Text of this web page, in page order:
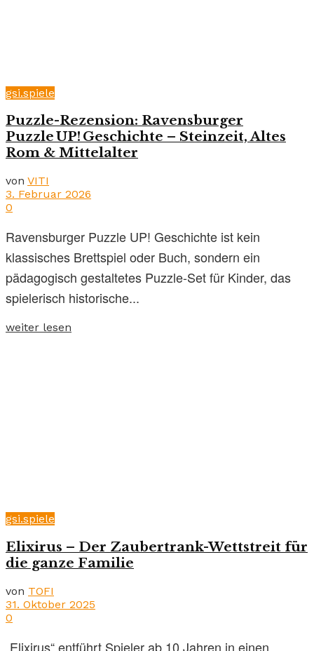
gsi.spiele
Puzzle-Rezension: Ravensburger
Puzzle UP! Geschichte – Steinzeit, Altes
Rom & Mittelalter
von VITI
3. Februar 2026
0
Ravensburger Puzzle UP! Geschichte ist kein
klassisches Brettspiel oder Buch, sondern ein
pädagogisch gestaltetes Puzzle-Set für Kinder, das
spielerisch historische...
weiter lesen
gsi.spiele
Elixirus – Der Zaubertrank-Wettstreit für
die ganze Familie
von TOFI
31. Oktober 2025
0
„Elixirus“ entführt Spieler ab 10 Jahren in einen